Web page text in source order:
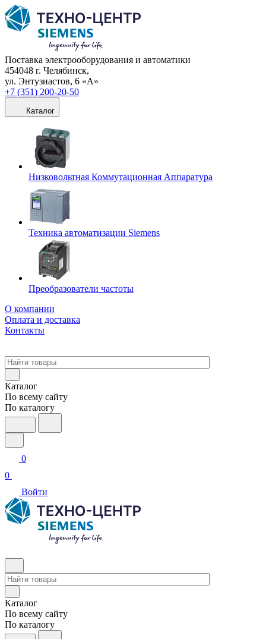
Поставка электрооборудования и автоматики
454048 г. Челябинск,
ул. Энтузиастов, 6 «А»
+7 (351) 200-20-50
Каталог
Низковольтная Коммутационная Аппаратура
Техника автоматизации Siemens
Преобразователи частоты
О компании
Оплата и доставка
Контакты
Каталог
По всему сайту
По каталогу
0
0
Войти
Каталог
По всему сайту
По каталогу